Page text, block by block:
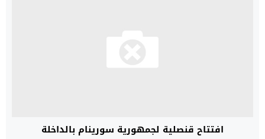
افتتاح قنصلية لجمهورية سورينام بالداخلة